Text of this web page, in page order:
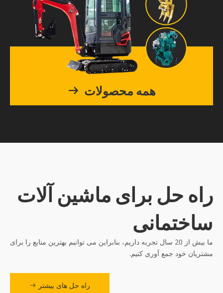
همه محصولات
راه حل برای ماشین آلات
ساختمانی
ما بیش از 20 سال تجربه داریم، بنابراین می توانیم بهترین منابع را برای
مشتریان خود جمع آوری کنیم.
راه حل های بیشتر